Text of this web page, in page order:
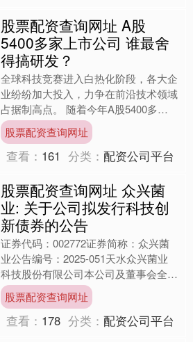
股票配资查询网址 A股
5400多家上市公司 谁最舍
得搞研发？
全球科技竞赛进入白热化阶段，各大企
业纷纷加大投入，力争在前沿技术领域
占据制高点。 随着今年A股5400多家
上市公司陆续发布半年报，各家到底砸
了多少钱用来搞研发、....
股票配资查询网址
查看： 161 分类：配资公司平台
股票配资查询网址 众兴菌
业: 关于公司拟发行科技创
新债券的公告
证券代码：002772证券简称：众兴菌
业公告编号：2025-051天水众兴菌业
科技股份有限公司本公司及董事会全体
成员保证信息披露的内容真实、准确、
完整，没有虚假....
股票配资查询网址
查看： 178 分类：配资公司平台